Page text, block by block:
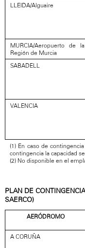
LLEIDA/Alguaire
MURCIA/Aeropuerto de la
Región de Murcia
SABADELL
VALENCIA
(1) En caso de
contingencia la capacidad
(2) No disponible en el
PLAN DE
SAERCO)
AERÓDROMO
A CORUÑA